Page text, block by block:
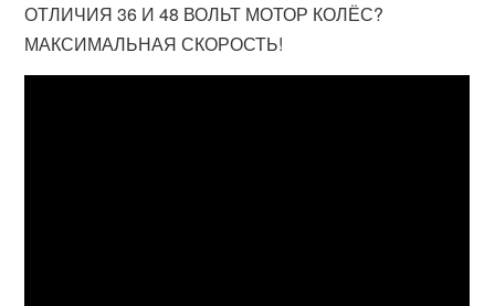
ОТЛИЧИЯ 36 И 48 ВОЛЬТ МОТОР КОЛЁС?
МАКСИМАЛЬНАЯ СКОРОСТЬ!